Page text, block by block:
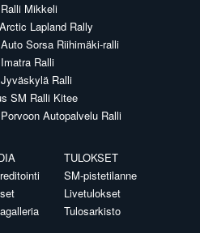
Mikkeli
Lapland Rally
Sorsa Riihimäki-ralli
Ralli
Ralli
SM Ralli Kitee
Autopalvelu Ralli
TULOKSET
SM-pistetilanne
Livetulokset
Tulosarkisto